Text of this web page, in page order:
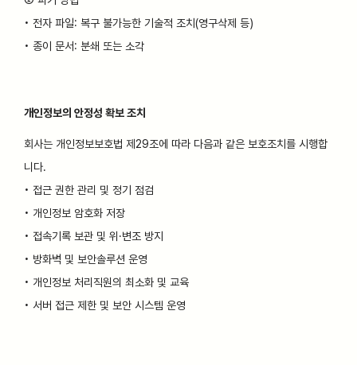
• 전자 파일: 복구 불가능한 기술적 조치(영구삭제 등)
• 종이 문서: 분쇄 또는 소각
개인정보의 안정성 확보 조치
회사는 개인정보보호법 제29조에 따라 다음과 같은 보호조치를 시행합
니다.
• 접근 권한 관리 및 정기 점검
• 개인정보 암호화 저장
• 접속기록 보관 및 위·변조 방지
• 방화벽 및 보안솔루션 운영
• 개인정보 처리직원의 최소화 및 교육
• 서버 접근 제한 및 보안 시스템 운영